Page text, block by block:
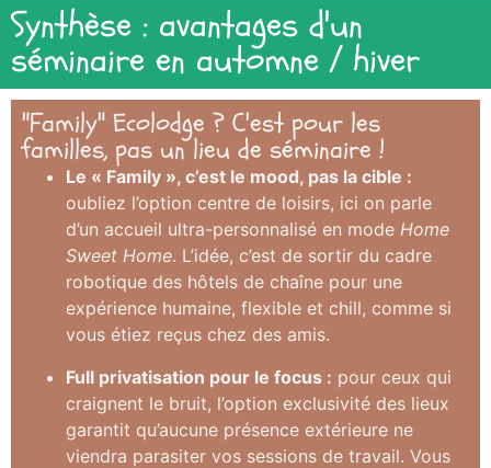
Synthèse : avantages d'un
séminaire en automne / hiver
"Family" Ecolodge ? C'est pour les
familles, pas un lieu de séminaire !
Le « Family », c’est le mood, pas la cible :
oubliez l’option centre de loisirs, ici on parle
d’un accueil ultra-personnalisé en mode Home
Sweet Home. L’idée, c’est de sortir du cadre
robotique des hôtels de chaîne pour une
expérience humaine, flexible et chill, comme si
vous étiez reçus chez des amis.
Full privatisation pour le focus : pour ceux qui
craignent le bruit, l’option exclusivité des lieux
garantit qu’aucune présence extérieure ne
viendra parasiter vos sessions de travail. Vous